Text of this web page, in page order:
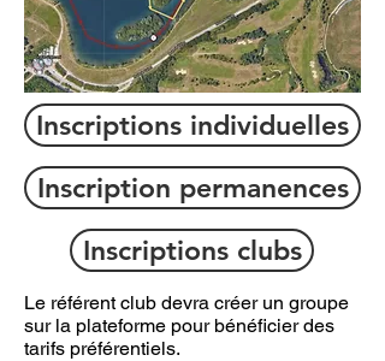
Inscriptions individuelles
Inscription permanences
Inscriptions clubs
Le référent club devra créer un groupe
sur la plateforme pour bénéficier des
tarifs préférentiels.